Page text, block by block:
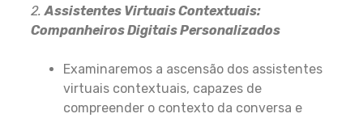
2.Assistentes Virtuais Contextuais:
Companheiros Digitais Personalizados
Examinaremos a ascensão dos assistentes
virtuais contextuais, capazes de
compreender o contexto da conversa e